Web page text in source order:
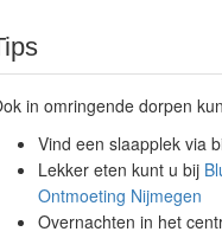
in omringende dorpen
Vind een slaapplek via
Lekker eten kunt u bij
Ontmoeting Nijmegen
Overnachten in het